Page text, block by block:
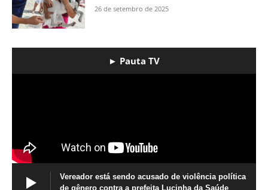
26 de setembro de 2025
► Pauta TV
Vereador está sendo acusado de violência política
de gênero contra a prefeita Lucinha da Saúde